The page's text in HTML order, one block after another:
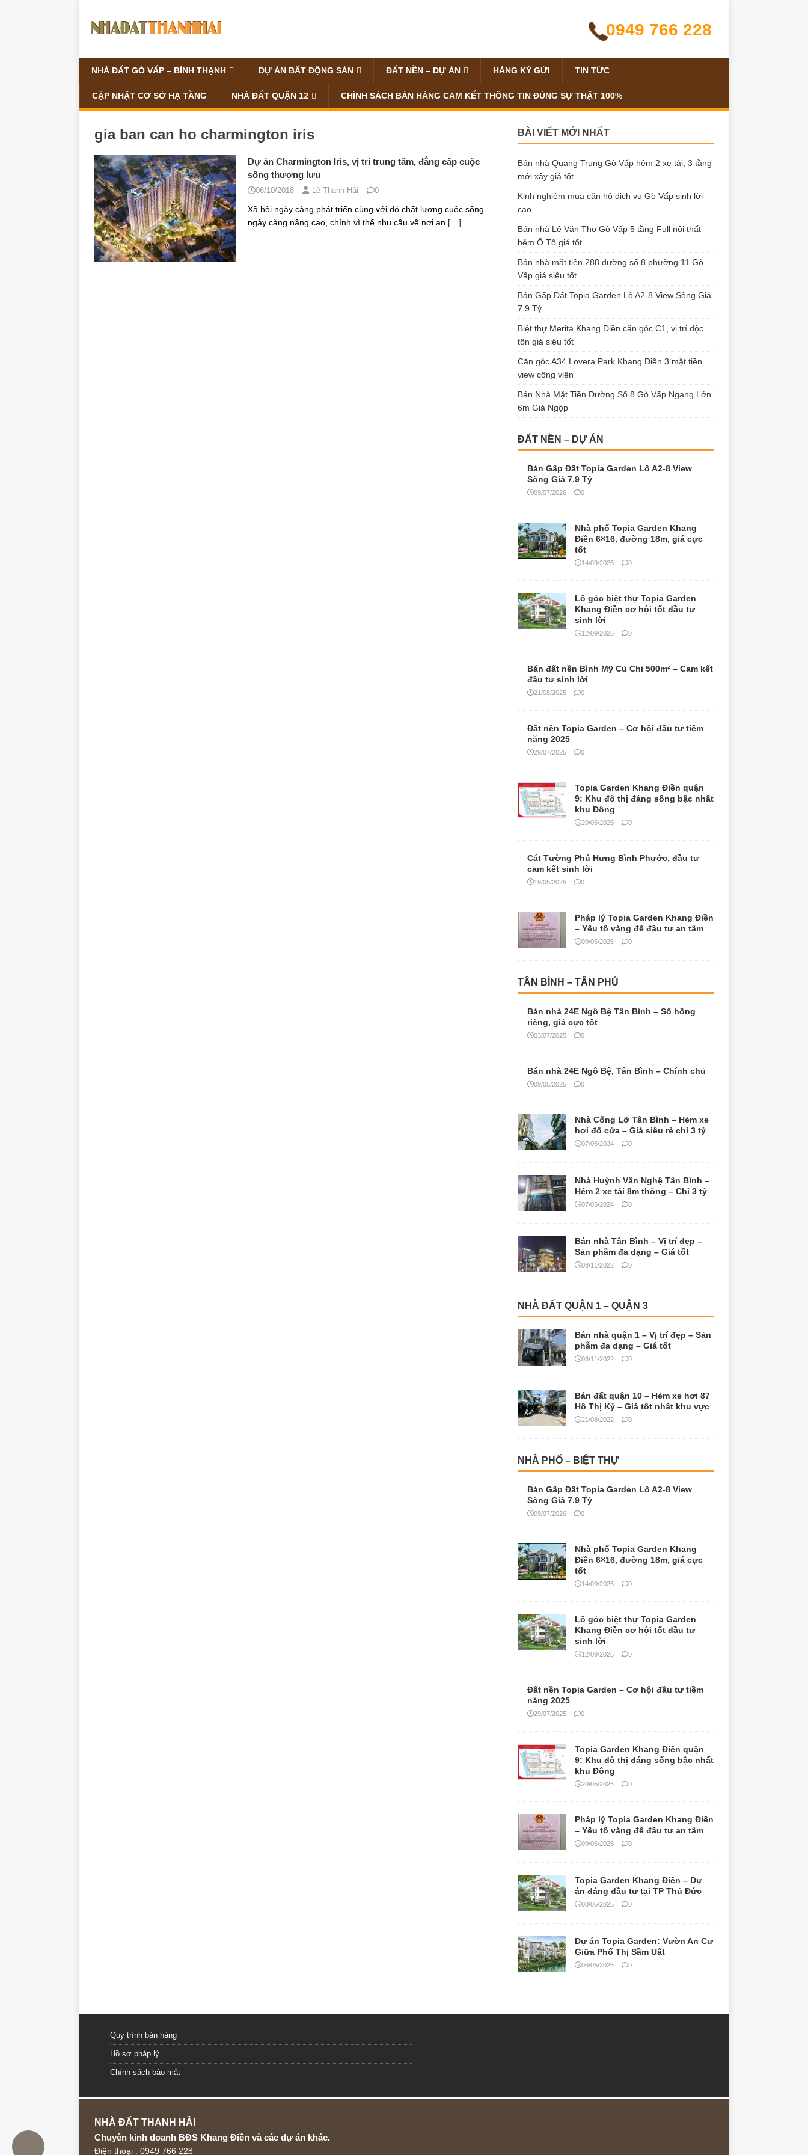
0949 766 228
NHÀ ĐẤT GÒ VẤP – BÌNH THẠNH DỰ ÁN BẤT ĐỘNG SẢN ĐẤT NỀN – DỰ ÁN HÀNG KÝ GỬI TIN TỨC
CẬP NHẬT CƠ SỞ HẠ TẦNG NHÀ ĐẤT QUẬN 12 CHÍNH SÁCH BÁN HÀNG CAM KẾT THÔNG TIN ĐÚNG SỰ THẬT 100%
gia ban can ho charmington iris
Dự án Charmington Iris, vị trí trung tâm, đẳng cấp cuộc
sống thượng lưu
06/10/2018 Lê Thanh Hải 0
Xã hội ngày càng phát triển cùng với đó chất lượng cuộc sống
ngày càng nâng cao, chính vì thế nhu cầu về nơi an […]
BÀI VIẾT MỚI NHẤT
Bán nhà Quang Trung Gò Vấp hẻm 2 xe tải, 3 tầng
mới xây giá tốt
Kinh nghiệm mua căn hộ dịch vụ Gò Vấp sinh lời
cao
Bán nhà Lê Văn Thọ Gò Vấp 5 tầng Full nội thất
hẻm Ô Tô giá tốt
Bán nhà mặt tiền 288 đường số 8 phường 11 Gò
Vấp giá siêu tốt
Bán Gấp Đất Topia Garden Lô A2-8 View Sông Giá
7.9 Tỷ
Biệt thự Merita Khang Điền căn góc C1, vị trí độc
tôn giá siêu tốt
Căn góc A34 Lovera Park Khang Điền 3 mặt tiền
view công viên
Bán Nhà Mặt Tiền Đường Số 8 Gò Vấp Ngang Lớn
6m Giá Ngộp
ĐẤT NỀN – DỰ ÁN
Bán Gấp Đất Topia Garden Lô A2-8 View
Sông Giá 7.9 Tỷ
09/07/2026 0
Nhà phố Topia Garden Khang
Điền 6×16, đường 18m, giá cực
tốt
14/09/2025 0
Lô góc biệt thự Topia Garden
Khang Điền cơ hội tốt đầu tư
sinh lời
12/09/2025 0
Bán đất nền Bình Mỹ Củ Chi 500m² – Cam kết
đầu tư sinh lời
21/08/2025 0
Đất nền Topia Garden – Cơ hội đầu tư tiềm
năng 2025
29/07/2025 0
Topia Garden Khang Điền quận
9: Khu đô thị đáng sống bậc nhất
khu Đông
20/05/2025 0
Cát Tường Phú Hưng Bình Phước, đầu tư
cam kết sinh lời
19/05/2025 0
Pháp lý Topia Garden Khang Điền
– Yếu tố vàng để đầu tư an tâm
09/05/2025 0
TÂN BÌNH – TÂN PHÚ
Bán nhà 24E Ngô Bệ Tân Bình – Sổ hồng
riêng, giá cực tốt
03/07/2025 0
Bán nhà 24E Ngô Bệ, Tân Bình – Chính chủ
09/05/2025 0
Nhà Cống Lỡ Tân Bình – Hẻm xe
hơi đổ cửa – Giá siêu rẻ chỉ 3 tỷ
07/05/2024 0
Nhà Huỳnh Văn Nghệ Tân Bình –
Hẻm 2 xe tải 8m thông – Chỉ 3 tỷ
07/05/2024 0
Bán nhà Tân Bình – Vị trí đẹp –
Sản phẫm đa dạng – Giá tốt
08/11/2022 0
NHÀ ĐẤT QUẬN 1 – QUẬN 3
Bán nhà quận 1 – Vị trí đẹp – Sản
phẫm đa dạng – Giá tốt
08/11/2022 0
Bán đất quận 10 – Hẻm xe hơi 87
Hồ Thị Kỷ – Giá tốt nhất khu vực
21/08/2022 0
NHÀ PHỐ – BIỆT THỰ
Bán Gấp Đất Topia Garden Lô A2-8 View
Sông Giá 7.9 Tỷ
09/07/2026 0
Nhà phố Topia Garden Khang
Điền 6×16, đường 18m, giá cực
tốt
14/09/2025 0
Lô góc biệt thự Topia Garden
Khang Điền cơ hội tốt đầu tư
sinh lời
12/09/2025 0
Đất nền Topia Garden – Cơ hội đầu tư tiềm
năng 2025
29/07/2025 0
Topia Garden Khang Điền quận
9: Khu đô thị đáng sống bậc nhất
khu Đông
20/05/2025 0
Pháp lý Topia Garden Khang Điền
– Yếu tố vàng để đầu tư an tâm
09/05/2025 0
Topia Garden Khang Điền – Dự
án đáng đầu tư tại TP Thủ Đức
08/05/2025 0
Dự án Topia Garden: Vườn An Cư
Giữa Phố Thị Sầm Uất
06/05/2025 0
Quy trình bán hàng
Hồ sơ pháp lý
Chính sách bảo mật
NHÀ ĐẤT THANH HẢI
Chuyên kinh doanh BĐS Khang Điền và các dự án khác.
Điện thoại : 0949 766 228